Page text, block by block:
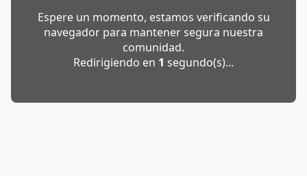
Espere un momento, estamos verificando su
navegador para mantener segura nuestra
comunidad.
Redirigiendo en 1 segundo(s)...